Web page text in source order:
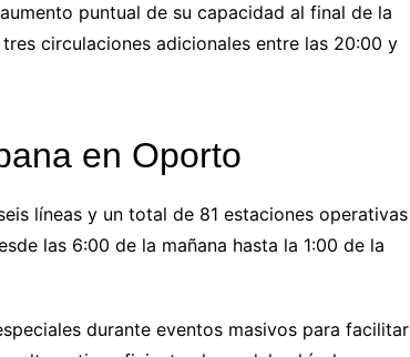
puntual de su capacidad al final de la
circulaciones adicionales entre las 20:00 y
en Oporto
líneas y un total de 81 estaciones operativas
las 6:00 de la mañana hasta la 1:00 de la
durante eventos masivos para facilitar